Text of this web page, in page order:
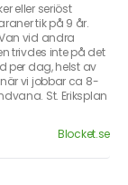
eller seriöst
tik på 9 år.
vid andra
trivdes inte på det
per dag, helst av
vi jobbar ca 8-
St. Eriksplan
Blocket.se